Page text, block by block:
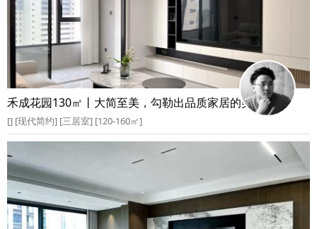
禾成花园130㎡丨大简至美，勾勒出品质家居的美好空间
[] [现代简约] [三居室] [120-160㎡]